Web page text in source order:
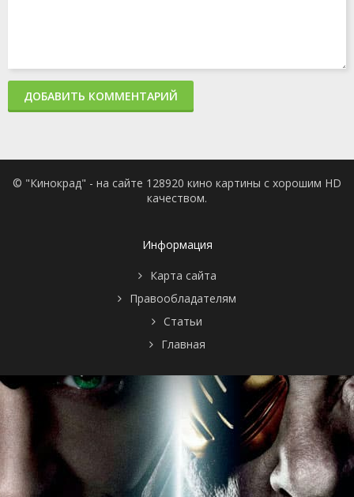
ДОБАВИТЬ КОММЕНТАРИЙ
© "Кинокрад" - на сайте 128920 кино картины с хорошим HD
качеством.
Информация
Карта сайта
Правообладателям
Статьи
Главная